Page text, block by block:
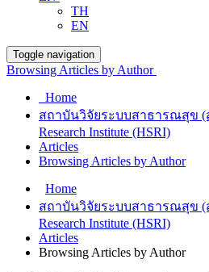
TH
EN
Toggle navigation
Browsing Articles by Author
Home
สถาบันวิจัยระบบสาธารณสุข (ส
Research Institute (HSRI)
Articles
Browsing Articles by Author
Home
สถาบันวิจัยระบบสาธารณสุข (ส
Research Institute (HSRI)
Articles
Browsing Articles by Author